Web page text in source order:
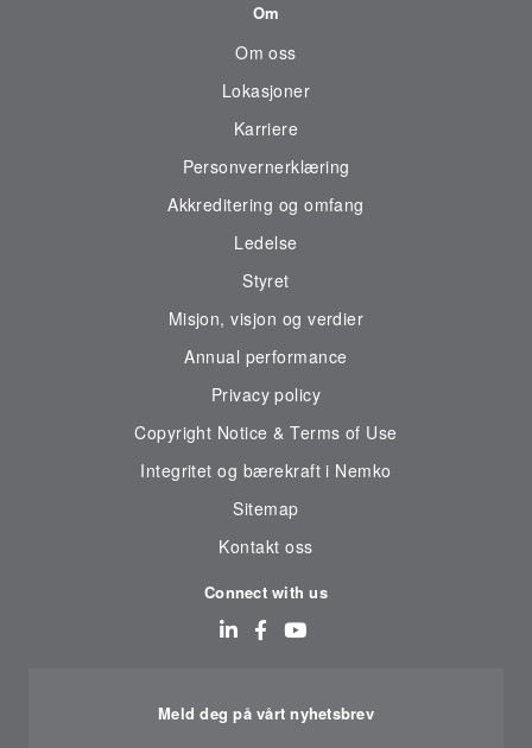
Om
Om oss
Lokasjoner
Karriere
Personvernerklæring
Akkreditering og omfang
Ledelse
Styret
Misjon, visjon og verdier
Annual performance
Privacy policy
Copyright Notice & Terms of Use
Integritet og bærekraft i Nemko
Sitemap
Kontakt oss
Connect with us
Meld deg på vårt nyhetsbrev